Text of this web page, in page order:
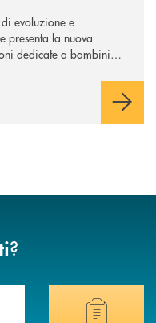
di evoluzione e
presenta la nuova
dedicate a bambini e
con il denaro, sempre
?
filiali .
immediata? Contattaci!
Hai bisogno di